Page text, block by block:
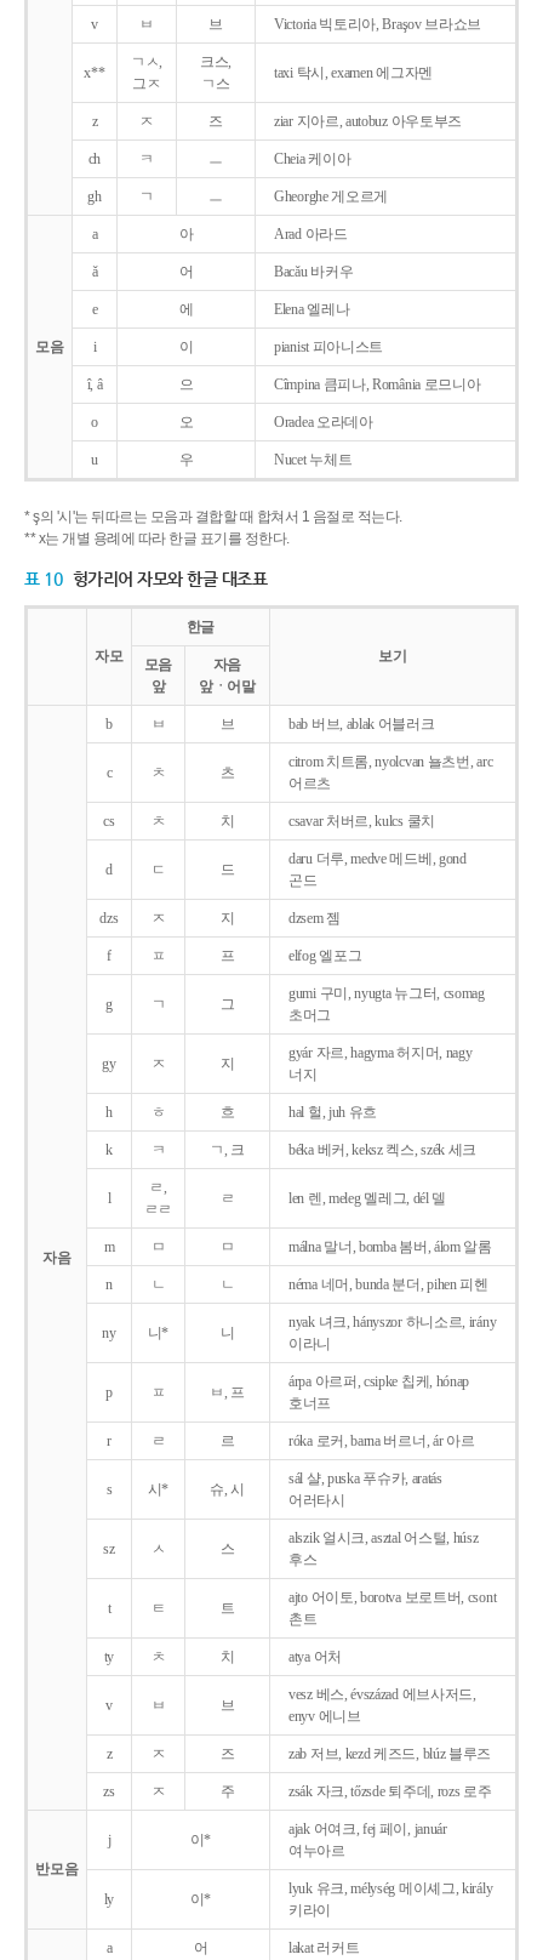
v ㅂ 브 Victoria 빅토리아, Braşov 브라쇼브
x**
ㄱㅅ,
그ㅈ
크스,
ㄱ스
taxi 탁시, examen 에그자멘
z ㅈ 즈 ziar 지아르, autobuz 아우토부즈
ch ㅋ ㅡ Cheia 케이아
gh ㄱ ㅡ Gheorghe 게오르게
모음
a 아 Arad 아라드
ǎ 어 Bacǎu 바커우
e 에 Elena 엘레나
i 이 pianist 피아니스트
î, â 으 Cîmpina 큼피나, România 로므니아
o 오 Oradea 오라데아
u 우 Nucet 누체트
* ş의 '시'는 뒤따르는 모음과 결합할 때 합쳐서 1 음절로 적는다.
** x는 개별 용례에 따라 한글 표기를 정한다.
표 10 헝가리어 자모와 한글 대조표
자모
한글
보기
모음
앞
자음
앞ㆍ어말
자음
b ㅂ 브 bab 버브, ablak 어블러크
c ㅊ 츠
citrom 치트롬, nyolcvan 뇰츠번, arc
어르츠
cs ㅊ 치 csavar 처버르, kulcs 쿨치
d ㄷ 드
daru 더루, medve 메드베, gond
곤드
dzs ㅈ 지 dzsem 젬
f ㅍ 프 elfog 엘포그
g ㄱ 그
gumi 구미, nyugta 뉴그터, csomag
초머그
gy ㅈ 지
gyár 자르, hagyma 허지머, nagy
너지
h ㅎ 흐 hal 헐, juh 유흐
k ㅋ ㄱ, 크 béka 베커, keksz 켁스, szék 세크
l
ㄹ,
ㄹㄹ
ㄹ len 렌, meleg 멜레그, dél 델
m ㅁ ㅁ málna 말너, bomba 봄버, álom 알롬
n ㄴ ㄴ néma 네머, bunda 분더, pihen 피헨
ny 니* 니
nyak 녀크, hányszor 하니소르, irány
이라니
p ㅍ ㅂ, 프
árpa 아르퍼, csipke 칩케, hónap
호너프
r ㄹ 르 róka 로커, barna 버르너, ár 아르
s 시* 슈, 시
sál 샬, puska 푸슈카, aratás
어러타시
sz ㅅ 스
alszik 얼시크, asztal 어스털, húsz
후스
t ㅌ 트
ajto 어이토, borotva 보로트버, csont
촌트
ty ㅊ 치 atya 어처
v ㅂ 브
vesz 베스, évszázad 에브사저드,
enyv 에니브
z ㅈ 즈 zab 저브, kezd 케즈드, blúz 블루즈
zs ㅈ 주 zsák 자크, tőzsde 퇴주데, rozs 로주
반모음
j 이*
ajak 어여크, fej 페이, január
여누아르
ly 이*
lyuk 유크, mélység 메이셰그, király
키라이
a 어 lakat 러커트